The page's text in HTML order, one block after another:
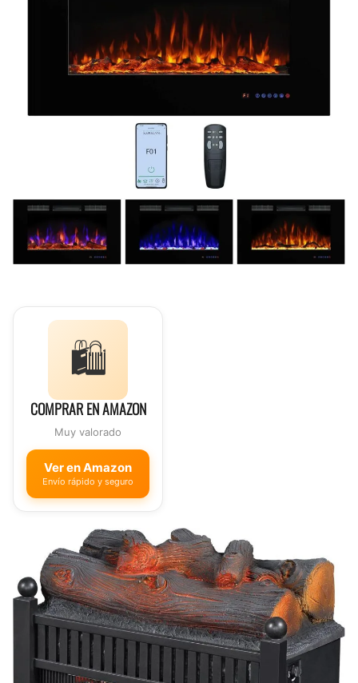
🛍️
COMPRAR EN AMAZON
Muy valorado
Ver en Amazon
Envío rápido y seguro